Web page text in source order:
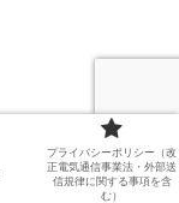
プライバシーポリシー（改
正電気通信事業法・外部送
信規律に関する事項を含
む）